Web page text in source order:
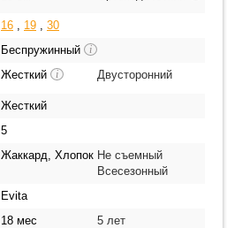
16 19
30
Беспружинный i
Жесткий i Двусторонний
Жесткий
5
Жаккард, Хлопок Не съемный
Всесезонный
Evita
18 мес
5 лет